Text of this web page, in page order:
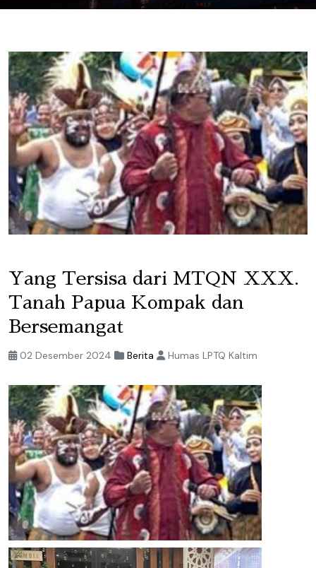
Yang Tersisa dari MTQN XXX.
Tanah Papua Kompak dan
Bersemangat
02 Desember 2024 Berita Humas LPTQ Kaltim